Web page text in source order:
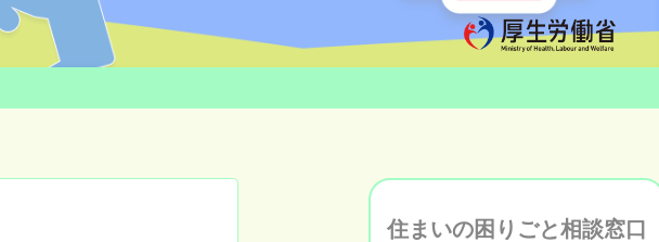
住まいの困りごと相談窓口